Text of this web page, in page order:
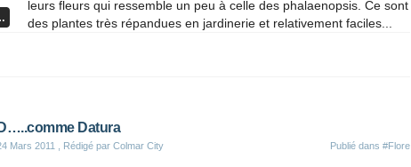
leurs fleurs qui ressemble un peu à celle des phalaenopsis. Ce sont
des plantes très répandues en jardinerie et relativement faciles...
D…..comme Datura
Mars 2011 , Rédigé par Colmar City Publié dans #Flore